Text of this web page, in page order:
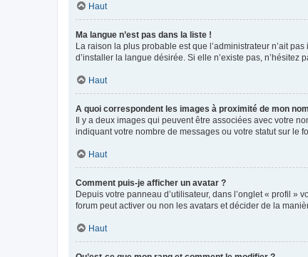
Haut
Ma langue n’est pas dans la liste !
La raison la plus probable est que l’administrateur n’ait
d’installer la langue désirée. Si elle n’existe pas,
Haut
A quoi correspondent les images à proximité de mon
Il y a deux images qui peuvent être associées avec votre
indiquant votre nombre de messages ou votre statut sur le
Haut
Comment puis-je afficher un avatar ?
Depuis votre panneau d’utilisateur, dans l’onglet « profil »
forum peut activer ou non les avatars et décider de la
Haut